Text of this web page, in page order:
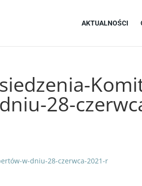
AKTUALNOŚCI
28-
w-dniu-28-czerwca-2021-r